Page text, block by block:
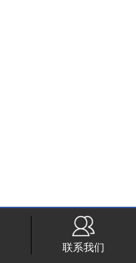
联系我们